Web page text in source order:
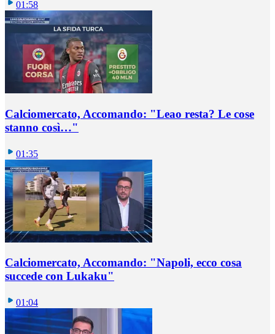
01:58
Calciomercato, Accomando: "Leao resta? Le cose
stanno così…"
01:35
Calciomercato, Accomando: "Napoli, ecco cosa
succede con Lukaku"
01:04